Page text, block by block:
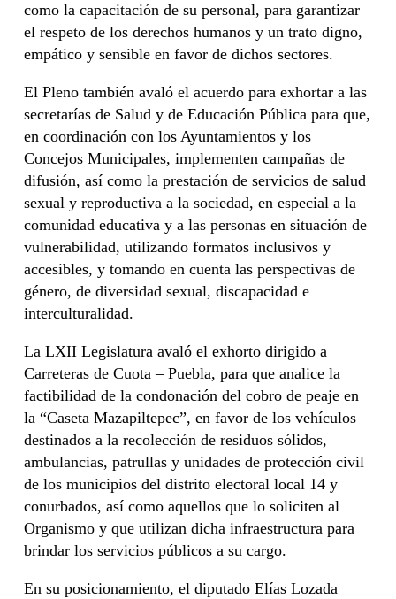
como la capacitación de su personal, para garantizar
el respeto de los derechos humanos y un trato digno,
empático y sensible en favor de dichos sectores.
El Pleno también avaló el acuerdo para exhortar a las
secretarías de Salud y de Educación Pública para que,
en coordinación con los Ayuntamientos y los
Concejos Municipales, implementen campañas de
difusión, así como la prestación de servicios de salud
sexual y reproductiva a la sociedad, en especial a la
comunidad educativa y a las personas en situación de
vulnerabilidad, utilizando formatos inclusivos y
accesibles, y tomando en cuenta las perspectivas de
género, de diversidad sexual, discapacidad e
interculturalidad.
La LXII Legislatura avaló el exhorto dirigido a
Carreteras de Cuota – Puebla, para que analice la
factibilidad de la condonación del cobro de peaje en
la “Caseta Mazapiltepec”, en favor de los vehículos
destinados a la recolección de residuos sólidos,
ambulancias, patrullas y unidades de protección civil
de los municipios del distrito electoral local 14 y
conurbados, así como aquellos que lo soliciten al
Organismo y que utilizan dicha infraestructura para
brindar los servicios públicos a su cargo.
En su posicionamiento, el diputado Elías Lozada